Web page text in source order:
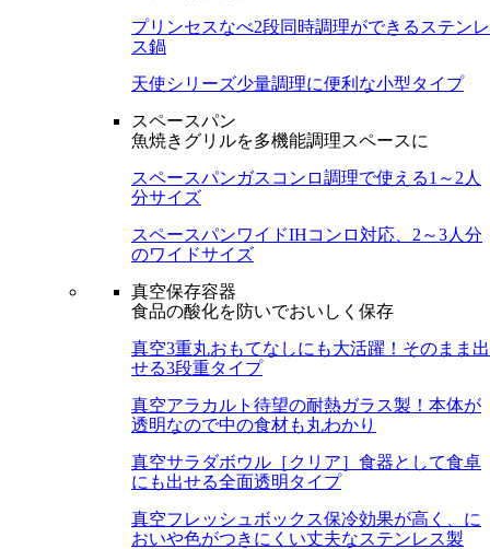
プリンセスなべ2段同時調理ができるステンレ
ス鍋
天使シリーズ少量調理に便利な小型タイプ
スペースパン
魚焼きグリルを多機能調理スペースに
スペースパンガスコンロ調理で使える1～2人
分サイズ
スペースパンワイドIHコンロ対応、2～3人分
のワイドサイズ
真空保存容器
食品の酸化を防いでおいしく保存
真空3重丸おもてなしにも大活躍！そのまま出
せる3段重タイプ
真空アラカルト 待望の耐熱ガラス製！本体が
透明なので中の食材も丸わかり
真空サラダボウル［クリア］ 食器として食卓
にも出せる全面透明タイプ
真空フレッシュボックス保冷効果が高く、に
おいや色がつきにくい丈夫なステンレス製